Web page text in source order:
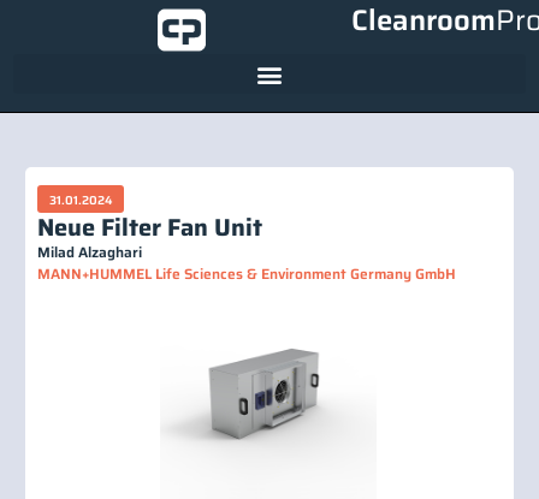
Cleanroom
31.01.2024
Neue Filter Fan Unit
Milad Alzaghari
MANN+HUMMEL Life Sciences & Environment Germany GmbH